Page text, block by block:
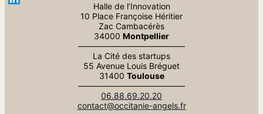
Halle de l’Innovation
10 Place Françoise Héritier
Zac Cambacérès
34000 Montpellier
—————————————
La Cité des startups
55 Avenue Louis Bréguet
31400 Toulouse
—————————————
06.88.69.20.20
contact@occitanie-angels.fr